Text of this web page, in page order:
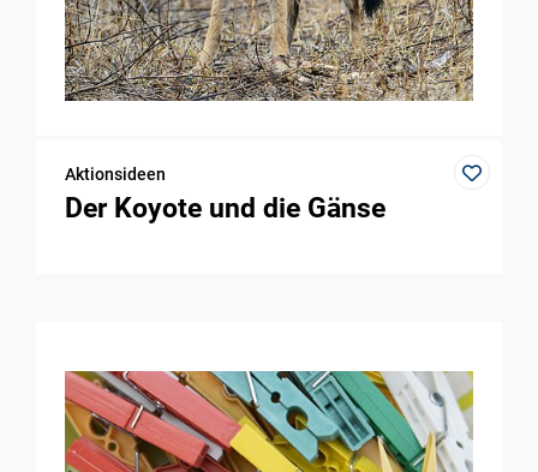
Aktionsideen
Der Koyote und die Gänse